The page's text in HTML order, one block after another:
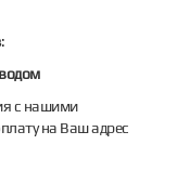
с нашими
на Ваш адрес